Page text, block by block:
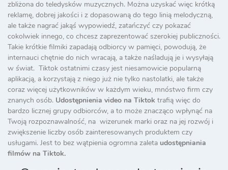
zbliżona do teledysków muzycznych. Można uzyskać więc krótką
reklamę, dobrej jakości i z dopasowaną do tego linią melodyczną,
ale także nagrać jakąś wypowiedź, zatańczyć czy pokazać
cokolwiek innego, co chcesz zaprezentować szerokiej publiczności.
Takie krótkie filmiki zapadają odbiorcy w pamięci, powodują, że
internauci chętnie do nich wracają, a także naśladują je i wysyłają
w świat. Tiktok ostatnimi czasy jest niesamowicie popularną
aplikacją, a korzystają z niego już nie tylko nastolatki, ale także
coraz więcej użytkowników w każdym wieku, mnóstwo firm czy
znanych osób. Udostępnienia video na Tiktok trafią więc do
bardzo licznej grupy odbiorców, a to może znacząco wpłynąć na
Twoją rozpoznawalność, na wizerunek marki oraz na jej rozwój i
zwiększenie liczby osób zainteresowanych produktem czy
usługami. Jest to bez wątpienia ogromna zaleta udostępniania
filmów na Tiktok.